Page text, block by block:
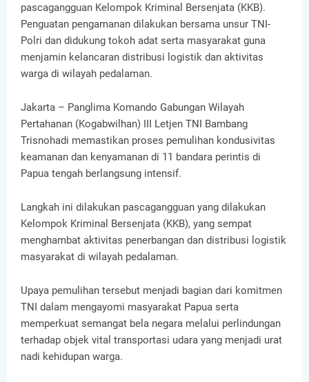
pascagangguan Kelompok Kriminal Bersenjata (KKB).
Penguatan pengamanan dilakukan bersama unsur TNI-
Polri dan didukung tokoh adat serta masyarakat guna
menjamin kelancaran distribusi logistik dan aktivitas
warga di wilayah pedalaman.
Jakarta – Panglima Komando Gabungan Wilayah
Pertahanan (Kogabwilhan) III Letjen TNI Bambang
Trisnohadi memastikan proses pemulihan kondusivitas
keamanan dan kenyamanan di 11 bandara perintis di
Papua tengah berlangsung intensif.
Langkah ini dilakukan pascagangguan yang dilakukan
Kelompok Kriminal Bersenjata (KKB), yang sempat
menghambat aktivitas penerbangan dan distribusi logistik
masyarakat di wilayah pedalaman.
Upaya pemulihan tersebut menjadi bagian dari komitmen
TNI dalam mengayomi masyarakat Papua serta
memperkuat semangat bela negara melalui perlindungan
terhadap objek vital transportasi udara yang menjadi urat
nadi kehidupan warga.